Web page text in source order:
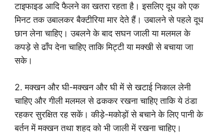
टाइफाइड आदि फैलने का खतरा रहता है। इसलिए दूध को एक
मिनट तक उबालकर बैक्टीरिया मार देते हैं। उबालने से पहले दूध
छान लेना चाहिए। उबलने के बाद सघन जाली या मलमल के
कपड़े से ढाँप देना चाहिए ताकि मिट्टी या मक्खी से बचाया जा
सके।
2. मक्खन और घी-मक्खन और घी में से खटाई निकाल लेनी
चाहिए और गीली मलमल से ढककर रखना चाहिए ताकि ये ठंडा
रहकर सुरक्षित रह सकें। कीड़े-मकोड़ों से बचाने के लिए पानी के
बर्तन में मक्खन तथा शहद को भी जाली में रखना चाहिए।